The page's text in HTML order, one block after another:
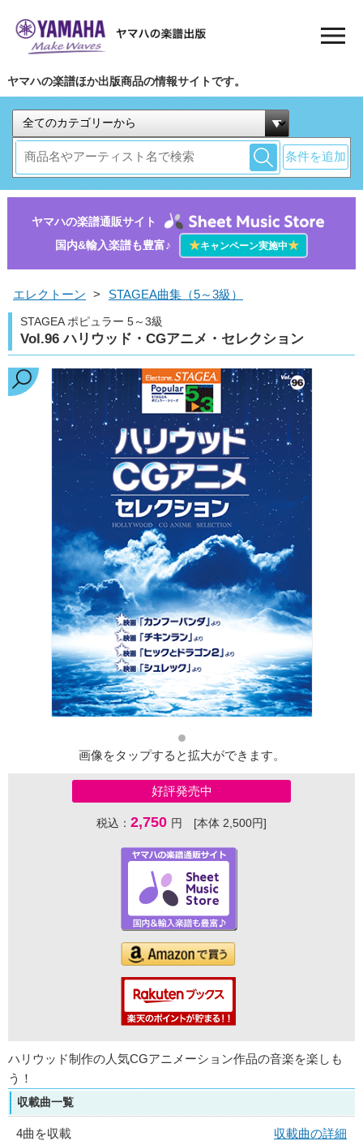
ヤマハの楽譜ほか出版商品の情報サイトです。
条件を追加
ヤマハの楽譜通販サイト
国内&輸入楽譜も豊富♪
★キャンペーン実施中★
エレクトーン > STAGEA曲集（5～3級）
STAGEA ポピュラー 5～3級
Vol.96 ハリウッド・CGアニメ・セレクション
画像をタップすると拡大ができます。
好評発売中
税込： 2,750 円 [本体 2,500円]
ハリウッド制作の人気CGアニメーション作品の音楽を楽しも
う！
収載曲一覧
4曲を収載
収載曲の詳細